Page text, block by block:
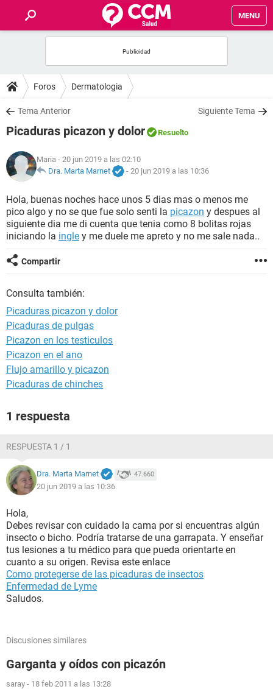
MENU
FOROS
SALUD
NUTRICIÓN
BIENESTAR
SEXUALIDAD
GLOSARIO
Foros Dermatologia
Tema Anterior Siguiente Tema
Picaduras picazon y dolor Resuelto
Maria - 20 jun 2019 a las 02:10
Dra. Marta Marnet
- 20 jun 2019 a las 10:36
Hola, buenas noches hace unos 5 dias mas o menos me
pico algo y no se que fue solo senti la picazon y despues al
siguiente dia me di cuenta que tenia como 8 bolitas rojas
iniciando la ingle y me duele me apreto y no me sale nada..
Compartir
Consulta también:
Picaduras picazon y dolor
Picaduras de pulgas
Picazon en los testiculos
Picazon en el ano
Flujo amarillo y picazon
Picaduras de chinches
1 respuesta
RESPUESTA 1 / 1
Dra. Marta Marnet 47.660
20 jun 2019 a las 10:36
Hola,
Debes revisar con cuidado la cama por si encuentras algún
insecto o bicho. Podría tratarse de una garrapata. Y enseñar
tus lesiones a tu médico para que pueda orientarte en
cuanto a su origen. Revisa este enlace
Como protegerse de las picaduras de insectos
Enfermedad de Lyme
Saludos.
Discusiones similares
Garganta y oídos con picazón
saray - 18 feb 2011 a las 13:28